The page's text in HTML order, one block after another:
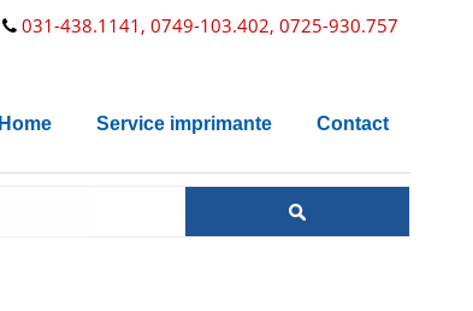
031-438.1141, 0749-103.402, 0725-930.757
Home Service imprimante Contact